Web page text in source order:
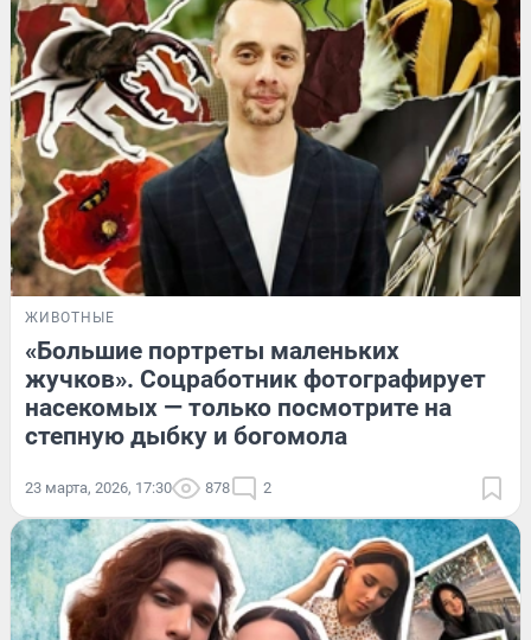
ЖИВОТНЫЕ
«Большие портреты маленьких
жучков». Соцработник фотографирует
насекомых — только посмотрите на
степную дыбку и богомола
23 марта, 2026, 17:30 878 2